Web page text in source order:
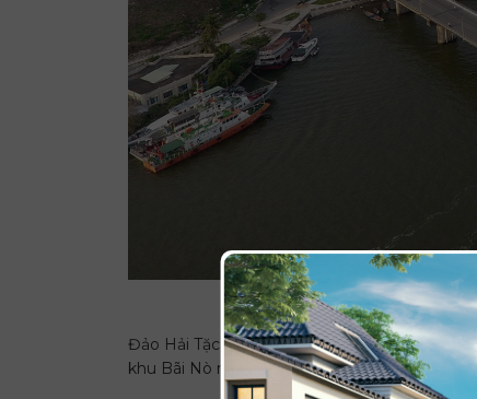
Hà Tiên có
Đảo Hải Tặc hiện là một trong số quần đảo
khu Bãi Nò nhằm rút ngắn thời gian di